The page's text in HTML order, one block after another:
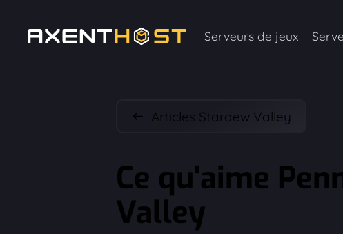
Serveurs de jeux
Articles Stardew Valley
Ce qu'aime
Valley